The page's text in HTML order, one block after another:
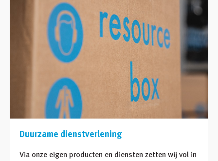
Duurzame dienstverlening
Via onze eigen producten en diensten zetten wij vol in